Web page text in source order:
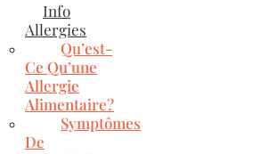
Info
Allergies
Qu’est-
Ce Qu’une
Allergie
Alimentaire?
Symptômes
De